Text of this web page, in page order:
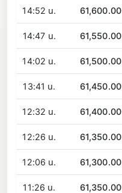
14:52 น. 61,600.00
14:47 น. 61,550.00
14:02 น. 61,500.00
13:41 น. 61,450.00
12:32 น. 61,400.00
12:26 น. 61,350.00
12:06 น. 61,300.00
11:26 น. 61,350.00